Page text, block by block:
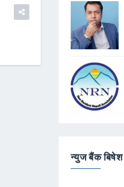
न्युज बैंक बिषेश